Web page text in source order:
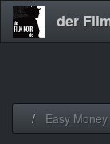
der
Easy